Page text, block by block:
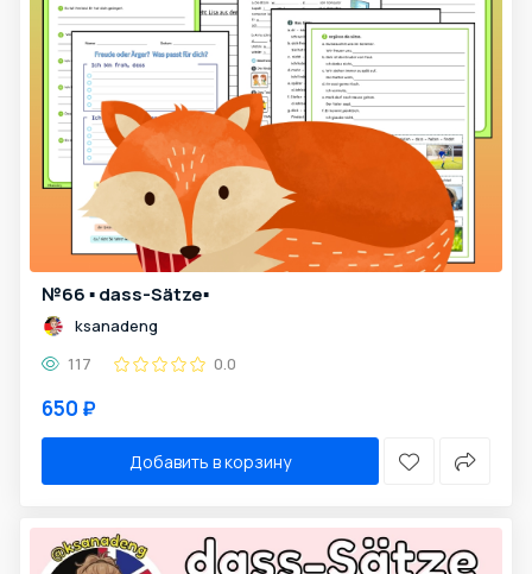
№66 ▪️ dass-Sätze▪️
ksanadeng
117
0.0
650 ₽
Добавить в корзину